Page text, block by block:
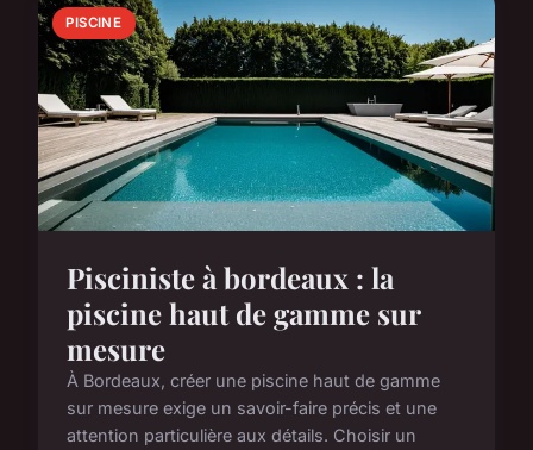
PISCINE
Pisciniste à bordeaux : la
piscine haut de gamme sur
mesure
À Bordeaux, créer une piscine haut de gamme
sur mesure exige un savoir-faire précis et une
attention particulière aux détails. Choisir un